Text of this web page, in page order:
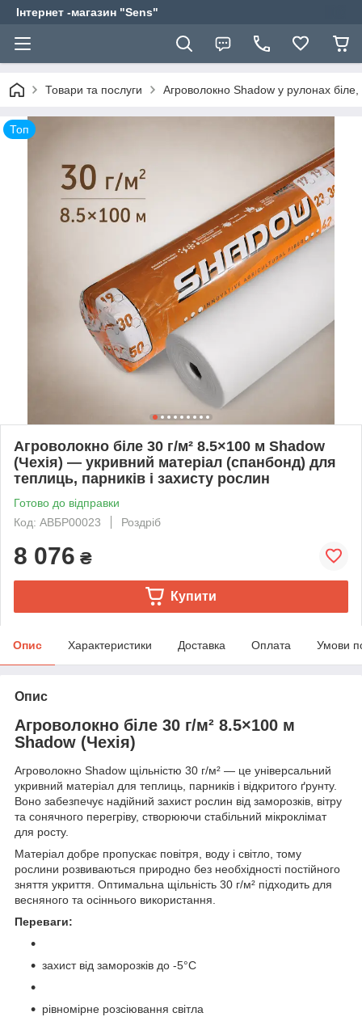
Інтернет -магазин "Sens"
Товари та послуги Агроволокно Shadow у рулонах
Топ
Агроволокно біле 30 г/м² 8.5×100 м Shadow
(Чехія) — укривний матеріал (спанбонд) для
теплиць, парників і захисту рослин
Готово до відправки
Код: АВБР00023
Роздріб
8 076 ₴
Купити
Опис Характеристики Доставка Оплата Умови
Опис
Агроволокно біле 30 г/м² 8.5×100 м
Shadow (Чехія)
Агроволокно Shadow щільністю 30 г/м² — це універсальний
укривний матеріал для теплиць, парників і відкритого ґрунту.
Воно забезпечує надійний захист рослин від заморозків, вітру
та сонячного перегріву, створюючи стабільний мікроклімат
для росту.
Матеріал добре пропускає повітря, воду і світло, тому
рослини розвиваються природно без необхідності постійного
зняття укриття. Оптимальна щільність 30 г/м² підходить для
весняного та осіннього використання.
Переваги:
захист від заморозків до -5°C
рівномірне розсіювання світла